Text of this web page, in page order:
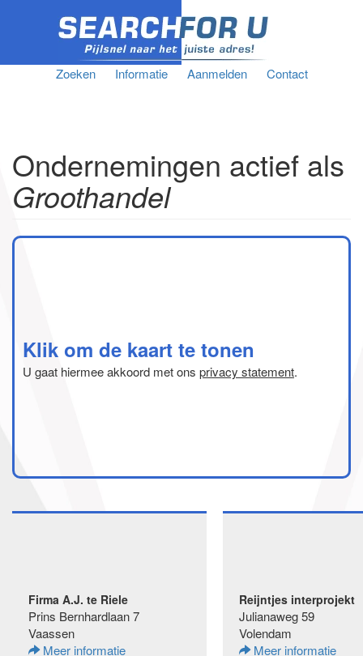
Zoeken Informatie Aanmelden Contact
Ondernemingen actief als
Groothandel
Klik om de kaart te tonen
U gaat hiermee akkoord met ons privacy statement.
Firma A.J. te Riele
Prins Bernhardlaan 7
Vaassen
Meer informatie
Reijntjes interprojekt
Julianaweg 59
Volendam
Meer informatie